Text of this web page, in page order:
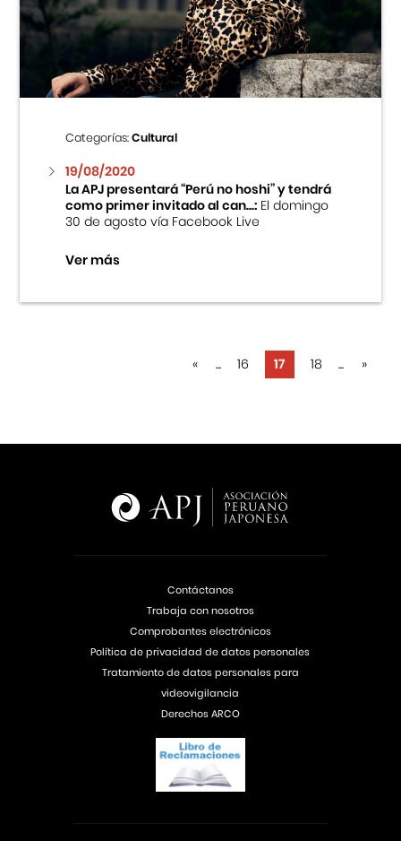
Categorías:Cultural
19/08/2020
La APJ presentará “Perú no hoshi” y tendrá
como primer invitado al can...:El domingo
30 de agosto vía Facebook Live
Ver más
« ... 16 17 18 ... »
Contáctanos
Trabaja con nosotros
Comprobantes electrónicos
Política de privacidad de datos personales
Tratamiento de datos personales para
videovigilancia
Derechos ARCO